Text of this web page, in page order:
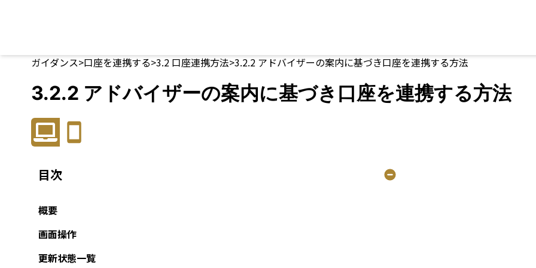
ガイダンス>口座を連携する>3.2 口座連携方法>3.2.2 アドバイザーの案内に基づき口座を連携する方法
3.2.2 アドバイザーの案内に基づき口座を連携する方法
目次
概要
画面操作
更新状態一覧